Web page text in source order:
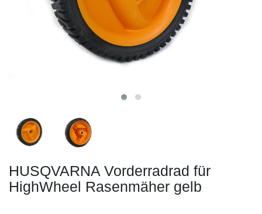
HUSQVARNA Vorderradrad für
HighWheel Rasenmäher gelb